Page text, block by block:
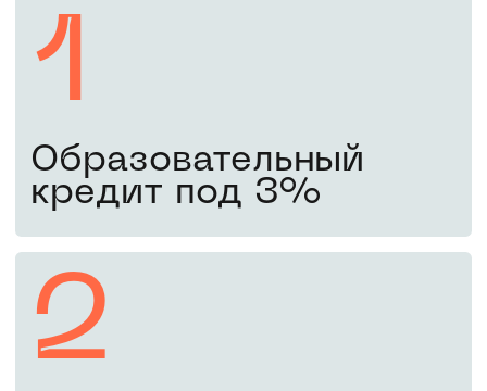
Поздравляем! Вы –
студент МИФИ
к занятиям с 1 сентября.
Забронировать место
Оставьте заявку, чтобы
поступить в 2026 году